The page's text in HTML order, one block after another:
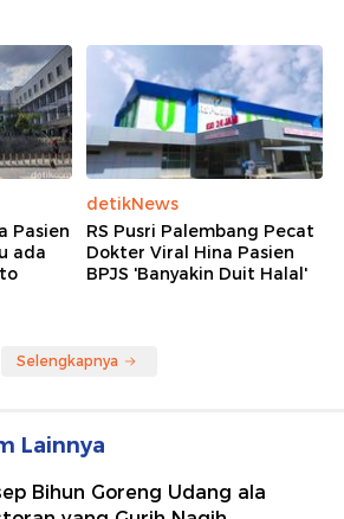
Pasien
ada
detikNews
RS Pusri Palembang Pecat
Dokter Viral Hina Pasien
BPJS 'Banyakin Duit Halal'
Selengkapnya
Lainnya
Bihun Goreng Udang ala